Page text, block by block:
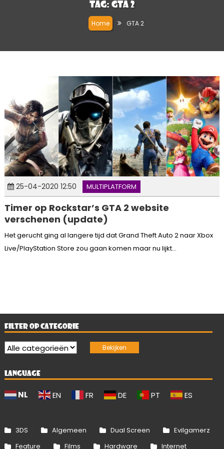
Tag: GTA 2
Home GTA 2
25-04-2020 12:50 MULTIPLATFORM
Timer op Rockstar’s GTA 2 website
verschenen (update)
Het gerucht ging al langere tijd dat Grand Theft Auto 2 naar Xbox
Live/PlayStation Store zou gaan komen maar nu lijkt...
FILTER OP CATEGORIE
LANGUAGE
NL EN FR DE PT ES
3DS Algemeen Dual Screen
Evilgamerz
Feature
Films Hardware Internet